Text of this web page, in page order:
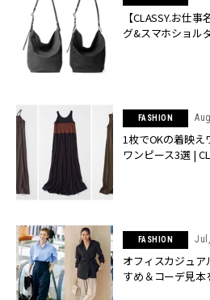
【CLASSY.お仕
グ&スマホショル
FASHION
1枚でOKの着映
ワンピース3選 |
FASHION
オフィスカジュ
すめ＆コーデ見本